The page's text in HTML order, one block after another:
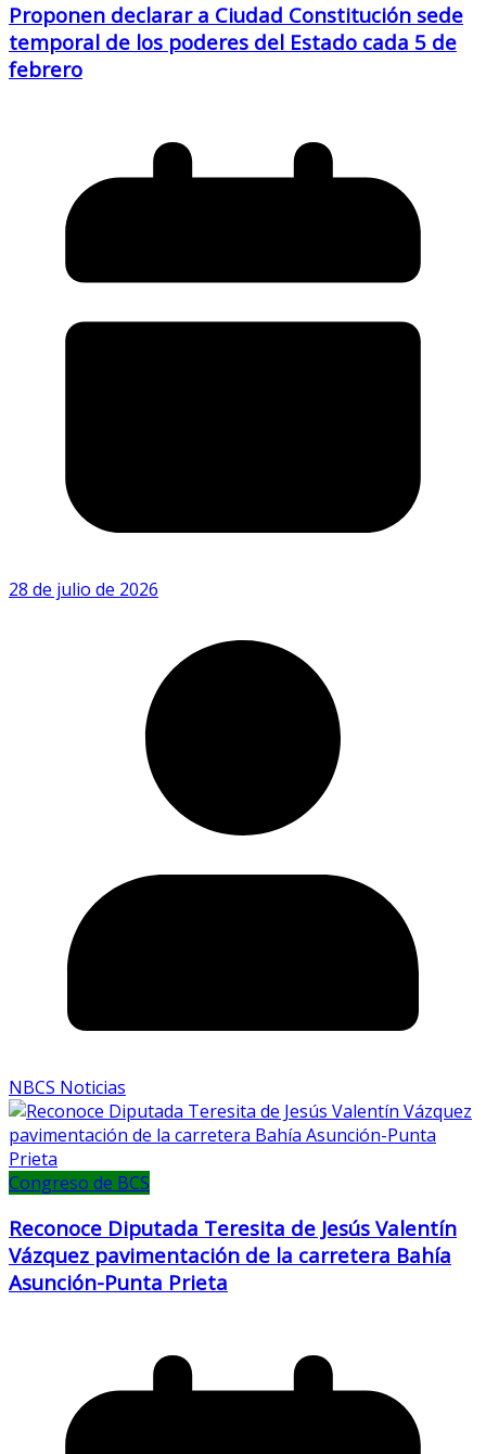
Proponen declarar a Ciudad Constitución sede
temporal de los poderes del Estado cada 5 de
febrero
28 de julio de 2026
NBCS Noticias
Congreso de BCS
Reconoce Diputada Teresita de Jesús Valentín
Vázquez pavimentación de la carretera Bahía
Asunción-Punta Prieta